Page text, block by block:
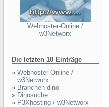
Webhoster-Online /
w3Networx
Die letzten 10 Einträge
» Webhoster-Online /
w3Networx
» Branchen-dino
» Dinosuche
» P3Xhosting / w3Networx